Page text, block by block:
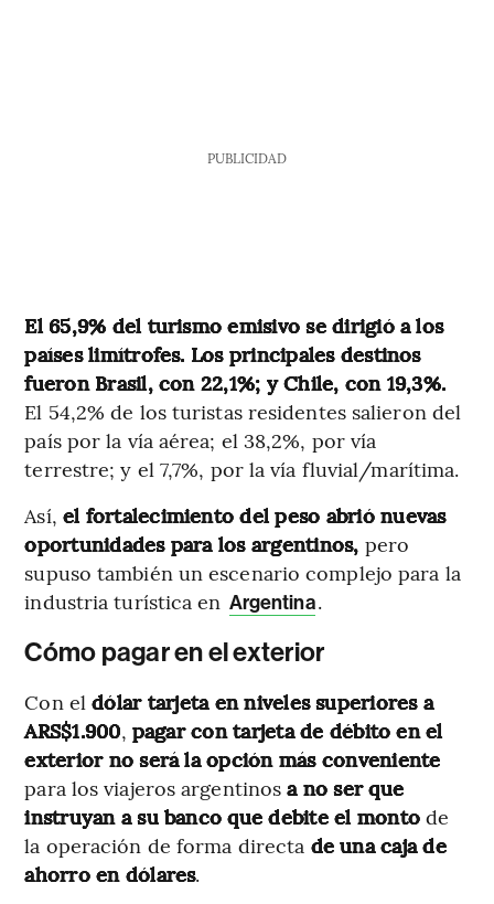
PUBLICIDAD
El 65,9% del turismo emisivo se dirigió a los
países limítrofes. Los principales destinos
fueron Brasil, con 22,1%; y Chile, con 19,3%.
El 54,2% de los turistas residentes salieron del
país por la vía aérea; el 38,2%, por vía
terrestre; y el 7,7%, por la vía fluvial/marítima.
Así, el fortalecimiento del peso abrió nuevas
oportunidades para los argentinos, pero
supuso también un escenario complejo para la
industria turística en Argentina.
Cómo pagar en el exterior
Con el dólar tarjeta en niveles superiores a
ARS$1.900, pagar con tarjeta de débito en el
exterior no será la opción más conveniente
para los viajeros argentinosa no ser que
instruyan a su banco que debite el monto de
la operación de forma directa de una caja de
ahorro en dólares.